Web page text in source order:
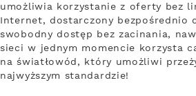
umożliwia korzystanie z oferty bez
Internet, dostarczony bezpośrednio
swobodny dostęp bez zacinania,
sieci w jednym momencie korzysta
na światłowód, który umożliwi
najwyższym standardzie!